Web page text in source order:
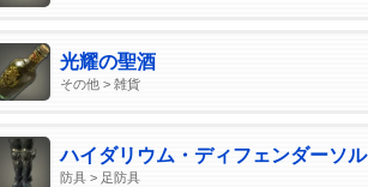
光耀の聖酒
その他 > 雑貨
ハイダリウム・ディフェンダーソ
防具 > 足防具